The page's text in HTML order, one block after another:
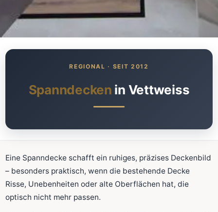
Was kostet meine neue
Spanndecke?
Schnellrechner
FLÄCHE (M²)
Spanndecken in Vettweiss
Eine Spanndecke schafft ein ruhiges, präzises Deckenbild
– besonders praktisch, wenn die bestehende Decke
Risse, Unebenheiten oder alte Oberflächen hat, die
optisch nicht mehr passen.